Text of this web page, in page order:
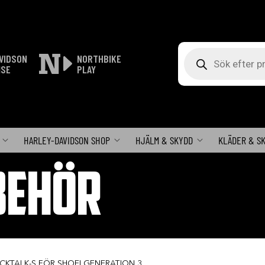
NORTHBIKE
PLAY
HARLEY-DAVIDSON SHOP HJÄLM & SKYDD KLÄDER &